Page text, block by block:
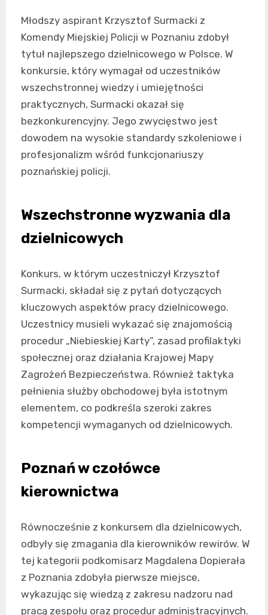
Młodszy aspirant Krzysztof Surmacki z
Komendy Miejskiej Policji w Poznaniu zdobył
tytuł najlepszego dzielnicowego w Polsce. W
konkursie, który wymagał od uczestników
wszechstronnej wiedzy i umiejętności
praktycznych, Surmacki okazał się
bezkonkurencyjny. Jego zwycięstwo jest
dowodem na wysokie standardy szkoleniowe i
profesjonalizm wśród funkcjonariuszy
poznańskiej policji.
Wszechstronne wyzwania dla
dzielnicowych
Konkurs, w którym uczestniczył Krzysztof
Surmacki, składał się z pytań dotyczących
kluczowych aspektów pracy dzielnicowego.
Uczestnicy musieli wykazać się znajomością
procedur „Niebieskiej Karty”, zasad profilaktyki
społecznej oraz działania Krajowej Mapy
Zagrożeń Bezpieczeństwa. Również taktyka
pełnienia służby obchodowej była istotnym
elementem, co podkreśla szeroki zakres
kompetencji wymaganych od dzielnicowych.
Poznań w czołówce
kierownictwa
Równocześnie z konkursem dla dzielnicowych,
odbyły się zmagania dla kierowników rewirów. W
tej kategorii podkomisarz Magdalena Dopierała
z Poznania zdobyła pierwsze miejsce,
wykazując się wiedzą z zakresu nadzoru nad
pracą zespołu oraz procedur administracyjnych.